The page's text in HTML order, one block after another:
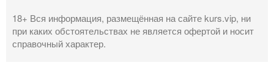
18+ Вся информация, размещённая на сайте kurs.vip, ни
при каких обстоятельствах не является офертой и носит
справочный характер.